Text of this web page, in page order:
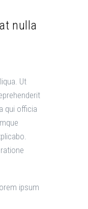
nulla
Ut
qui officia
ipsum